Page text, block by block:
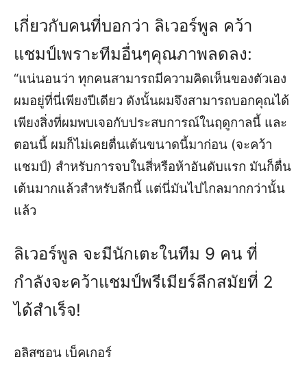
เกี่ยวกับคนที่บอกว่า ลิเวอร์พูล คว้า
แชมป์เพราะทีมอื่นๆคุณภาพลดลง:
“แน่นอนว่า ทุกคนสามารถมีความคิดเห็นของตัวเอง
ผมอยู่ที่นี่เพียงปีเดียว ดังนั้นผมจึงสามารถบอกคุณได้
เพียงสิ่งที่ผมพบเจอกับประสบการณ์ในฤดูกาลนี้ และ
ตอนนี้ ผมก็ไม่เคยตื่นเต้นขนาดนี้มาก่อน (จะคว้า
แชมป์) สำหรับการจบในสี่หรือห้าอันดับแรก มันก็ตื่น
เต้นมากแล้วสำหรับลีกนี้ แต่นี่มันไปไกลมากกว่านั้น
แล้ว
ลิเวอร์พูล จะมีนักเตะในทีม 9 คน ที่
กำลังจะคว้าแชมป์พรีเมียร์ลีกสมัยที่ 2
ได้สำเร็จ!
อลิสซอน เบ็คเกอร์